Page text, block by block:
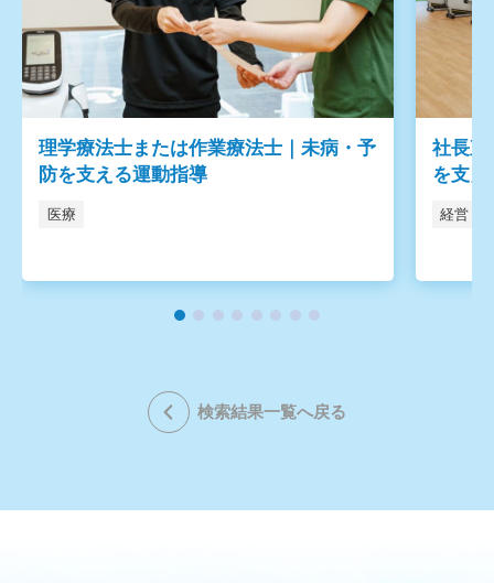
理学療法士または作業療法士｜未病・予
防を支える運動指導
医療
社長直
を支
経営・
検索結果一覧へ戻る